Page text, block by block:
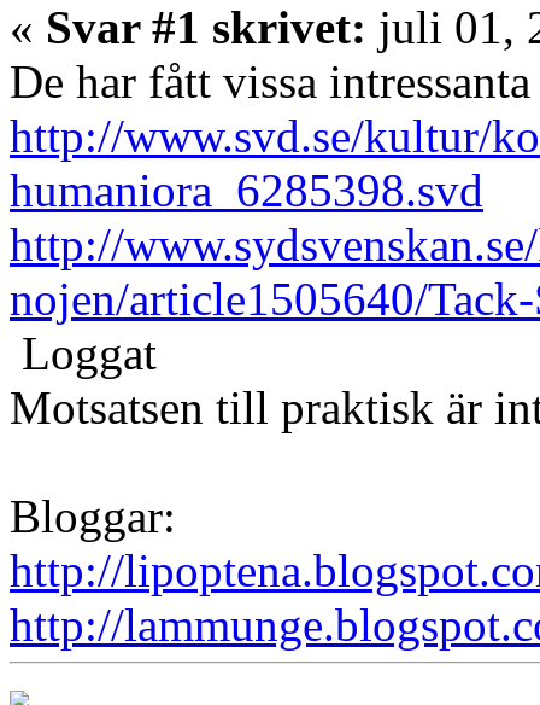
« Svar #1 skrivet: juli 01,
De har fått vissa
http://www.svd.se/kultur/
humaniora_6285398.svd
http://
nojen/article1505640/
Loggat
Motsatsen till praktisk är
Bloggar:
http://
http://